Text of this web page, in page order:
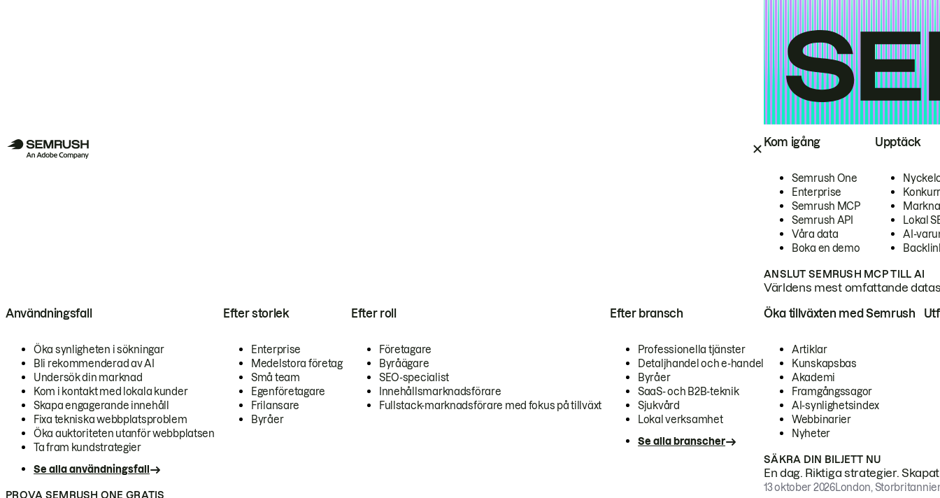
Kom igång
Semrush One
Enterprise
Semrush MCP
Semrush API
Våra data
Boka en demo
Upptäck
Lokal
AI-
ANSLUT SEMRUSH MCP TILL AI
Världens mest omfattande
Användningsfall
Öka synligheten i sökningar
Bli rekommenderad av AI
Undersök din marknad
Kom i kontakt med lokala kunder
Skapa engagerande innehåll
Fixa tekniska webbplatsproblem
Öka auktoriteten utanför webbplatsen
Ta fram kundstrategier
Se alla användningsfall
Efter storlek
Enterprise
Medelstora företag
Små team
Egenföretagare
Frilansare
Byråer
Efter roll
Företagare
Byråägare
SEO-specialist
Innehållsmarknadsförare
Fullstack-marknadsförare med fokus på tillväxt
Efter bransch
Professionella tjänster
Detaljhandel och e-handel
Byråer
SaaS- och B2B-teknik
Sjukvård
Lokal verksamhet
Se alla branscher
PROVA SEMRUSH ONE GRATIS
Öka tillväxten med Semrush
Artiklar
Kunskapsbas
Akademi
Framgångssagor
AI-synlighetsindex
Webbinarier
Nyheter
SÄKRA DIN BILJETT NU
En dag. Riktiga strategier.
13 oktober 2026London,